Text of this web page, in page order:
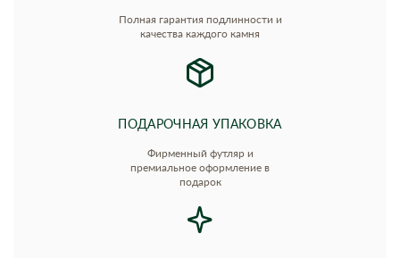
Полная гарантия подлинности и
качества каждого камня
ПОДАРОЧНАЯ УПАКОВКА
Фирменный футляр и
премиальное оформление в
подарок